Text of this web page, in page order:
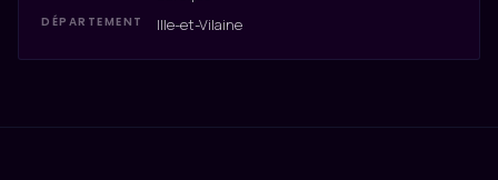
DÉPARTEMENT Ille-et-Vilaine